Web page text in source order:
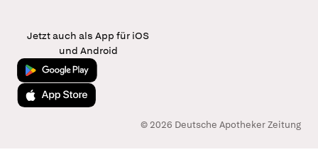
Jetzt auch als App für iOS
und Android
Jetzt bei Google Play
Laden im App Store
© 2026 Deutsche Apotheker Zeitung